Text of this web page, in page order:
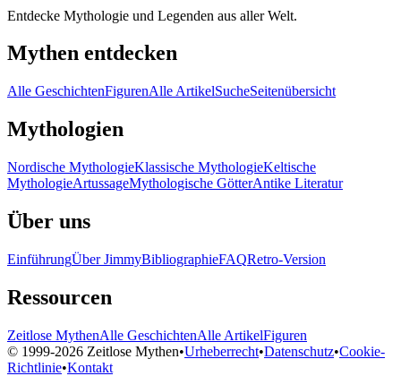
Entdecke Mythologie und Legenden aus aller Welt.
Mythen entdecken
Alle GeschichtenFigurenAlle ArtikelSucheSeitenübersicht
Mythologien
Nordische MythologieKlassische MythologieKeltische
MythologieArtussageMythologische GötterAntike Literatur
Über uns
EinführungÜber JimmyBibliographieFAQRetro-Version
Ressourcen
Zeitlose MythenAlle GeschichtenAlle ArtikelFiguren
© 1999-2026 Zeitlose Mythen•Urheberrecht•Datenschutz•Cookie-
Richtlinie•Kontakt